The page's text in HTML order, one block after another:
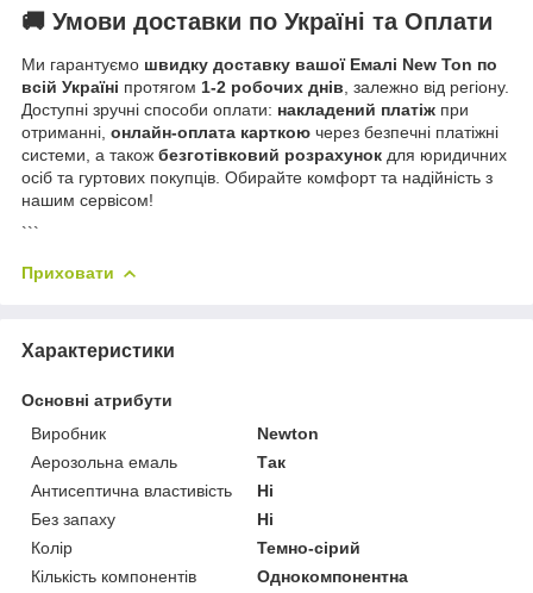
🚚 Умови доставки по Україні та Оплати
Ми гарантуємо швидку доставку вашої Емалі New Ton по
всій Україні протягом 1-2 робочих днів , залежно від регіону.
Доступні зручні способи оплати: накладений платіж при
отриманні, онлайн-оплата карткою через безпечні платіжні
системи, а також безготівковий розрахунок для юридичних
осіб та гуртових покупців. Обирайте комфорт та надійність з
нашим сервісом!
```
Приховати
Характеристики
Основні атрибути
Виробник
Newton
Аерозольна емаль
Так
Антисептична властивість
Ні
Без запаху
Ні
Колір
Темно-сірий
Кількість компонентів
Однокомпонентна